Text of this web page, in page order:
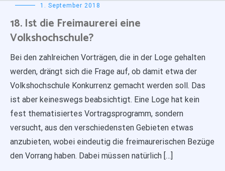
1. September 2018
18. Ist die Freimaurerei eine
Volkshochschule?
Bei den zahlreichen Vorträgen, die in der Loge gehalten
werden, drängt sich die Frage auf, ob damit etwa der
Volkshochschule Konkurrenz gemacht werden soll. Das
ist aber keineswegs beabsichtigt. Eine Loge hat kein
fest thematisiertes Vortragsprogramm, sondern
versucht, aus den verschiedensten Gebieten etwas
anzubieten, wobei eindeutig die freimaurerischen Bezüge
den Vorrang haben. Dabei müssen natürlich […]